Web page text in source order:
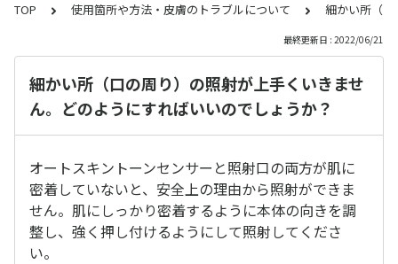
TOP 使用箇所や方法・皮膚のトラブルについて 細かい所（
最終更新日 : 2022/06/21
細かい所（口の周り）の照射が上手くいきませ
ん。どのようにすればいいのでしょうか？
オートスキントーンセンサーと照射口の両方が肌に
密着していないと、安全上の理由から照射ができま
せん。肌にしっかり密着するように本体の向きを調
整し、強く押し付けるようにして照射してくださ
い。